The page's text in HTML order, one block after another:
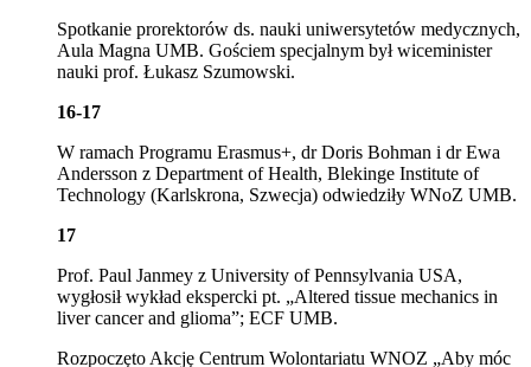
Spotkanie prorektorów ds. nauki uniwersytetów medycznych,
Aula Magna UMB. Gościem specjalnym był wiceminister
nauki prof. Łukasz Szumowski.
16-17
W ramach Programu Erasmus+, dr Doris Bohman i dr Ewa
Andersson z Department of Health, Blekinge Institute of
Technology (Karlskrona, Szwecja) odwiedziły WNoZ UMB.
17
Prof. Paul Janmey z University of Pennsylvania USA,
wygłosił wykład ekspercki pt. „Altered tissue mechanics in
liver cancer and glioma”; ECF UMB.
Rozpoczęto Akcję Centrum Wolontariatu WNOZ „Aby móc